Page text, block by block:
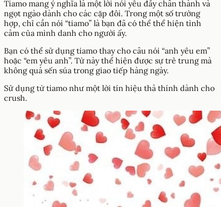
Tiamo mang ý nghĩa là một lời nói yêu đầy chân thành và
ngọt ngào dành cho các cặp đôi. Trong một số trường
hợp, chỉ cần nói “tiamo” là bạn đã có thể thể hiện tình
cảm của mình danh cho người ấy.
Bạn có thể sử dụng tiamo thay cho câu nói “anh yêu em”
hoặc “em yêu anh”. Từ này thể hiện được sự trẻ trung mà
không quá sến súa trong giao tiếp hàng ngày.
Sử dụng từ tiamo như một lời tín hiệu thả thính dành cho
crush.